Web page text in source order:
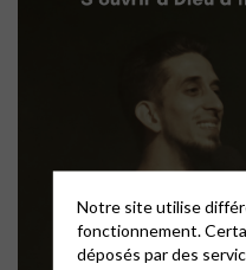
Notre site utilise
fonctionnement.
déposés par des